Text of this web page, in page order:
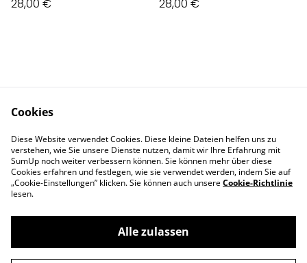
28,00 €
28,00 €
Privacy Policy
Cookie Policy
Impressum
©2026Deva Design - die Schmuckmanufaktur
Cookies
Diese Website verwendet Cookies. Diese kleine Dateien helfen uns zu
verstehen, wie Sie unsere Dienste nutzen, damit wir Ihre Erfahrung mit
SumUp noch weiter verbessern können. Sie können mehr über diese
Cookies erfahren und festlegen, wie sie verwendet werden, indem Sie auf
„Cookie-Einstellungen” klicken. Sie können auch unsereCookie-Richtlinie
lesen.
Alle zulassen